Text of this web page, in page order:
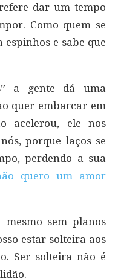
dar um tempo
Como quem se
espinhos e sabe que
a gente dá uma
quer embarcar em
acelerou, ele nos
porque laços se
perdendo a sua
quero um amor
sem planos
estar solteira aos
Ser solteira não é